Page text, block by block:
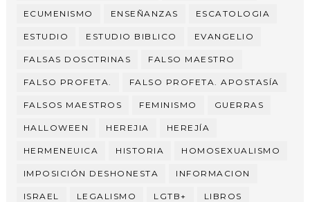
ECUMENISMO ENSEÑANZAS ESCATOLOGIA
ESTUDIO ESTUDIO BIBLICO EVANGELIO
FALSAS DOSCTRINAS FALSO MAESTRO
FALSO PROFETA. FALSO PROFETA. APOSTASÍA
FALSOS MAESTROS FEMINISMO GUERRAS
HALLOWEEN HEREJIA HEREJÍA
HERMENEUICA HISTORIA HOMOSEXUALISMO
IMPOSICIÓN DESHONESTA INFORMACION
ISRAEL LEGALISMO LGTB+ LIBROS